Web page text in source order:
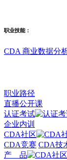
职业技能：
CDA 商业数据分
职业路径
直播公开课
认证考试
企业内训
CDA社区
CDA竞赛 CDA技
产 品